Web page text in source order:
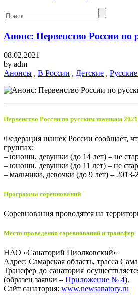
Анонс: Первенство России
08.02.2021
by adm
Анонсы , В России , Детские ,
Первенство России по русским шашкам
Федерация шашек России сообщает,
группах:
– юноши, девушки (до 14 лет) – не
– юноши, девушки (до 11 лет) – не
– мальчики, девочки (до 9 лет) –
Программа соревнований
Соревнования проводятся на
Место проведения соревнований и трансфер
НАО «Санаторий Циолковский»
Адрес: Самарская область, трасса
Трансфер до санатория
(образец заявки – Приложение № 4).
Сайт санатория: www.newsanatory.ru